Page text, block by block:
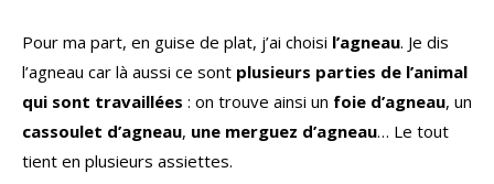
Pour ma part, en guise de plat, j’ai choisi l’agneau. Je dis
l’agneau car là aussi ce sont plusieurs parties de l’animal
qui sont travaillées : on trouve ainsi un foie d’agneau, un
cassoulet d’agneau, une merguez d’agneau… Le tout
tient en plusieurs assiettes.